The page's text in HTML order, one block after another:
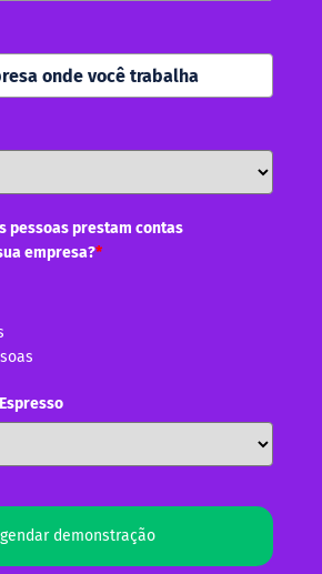
pessoas prestam contas
empresa?*
demonstração